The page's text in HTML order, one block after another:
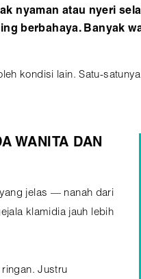
nyaman atau nyeri
berbahaya. Banyak
kondisi lain. Satu-
WANITA DAN
jelas — nanah dari
klamidia jauh lebih
Justru